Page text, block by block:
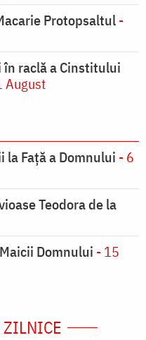
Protopsaltul-
în raclă a Cinstitului
August
la Față a Domnului - 6
Teodora de la
Domnului - 15